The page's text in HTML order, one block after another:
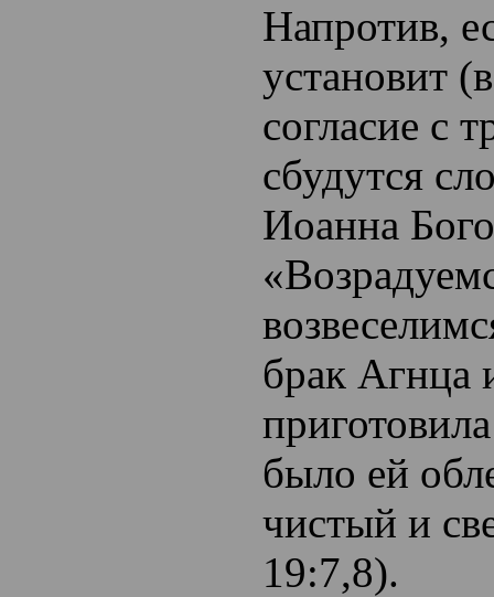
Напротив,
установит
согласие с
сбудутся
Иоанна
брак Агнца
было ей
чистый и
19:7,8).